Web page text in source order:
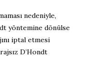
nedeniyle,
yöntemine dönülse
iptal etmesi
D’Hondt